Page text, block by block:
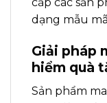
dạng mẫu
Giải pháp
hiểm quà
Sản phẩm